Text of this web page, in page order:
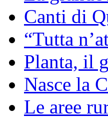
Canti di
“Tutta
Planta, il
Nasce la
Le aree